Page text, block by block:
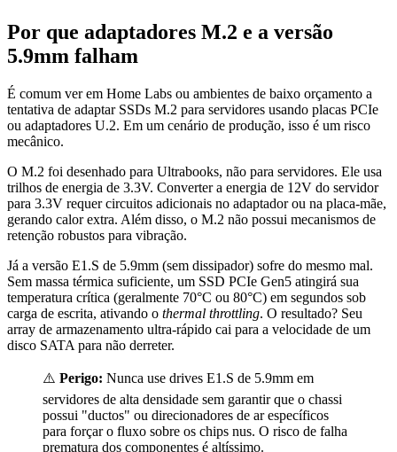
Por que adaptadores M.2 e a versão
5.9mm falham
É comum ver em Home Labs ou ambientes de baixo orçamento a
tentativa de adaptar SSDs M.2 para servidores usando placas PCIe
ou adaptadores U.2. Em um cenário de produção, isso é um risco
mecânico.
O M.2 foi desenhado para Ultrabooks, não para servidores. Ele usa
trilhos de energia de 3.3V. Converter a energia de 12V do servidor
para 3.3V requer circuitos adicionais no adaptador ou na placa-mãe,
gerando calor extra. Além disso, o M.2 não possui mecanismos de
retenção robustos para vibração.
Já a versão E1.S de 5.9mm (sem dissipador) sofre do mesmo mal.
Sem massa térmica suficiente, um SSD PCIe Gen5 atingirá sua
temperatura crítica (geralmente 70°C ou 80°C) em segundos sob
carga de escrita, ativando o thermal throttling. O resultado? Seu
array de armazenamento ultra-rápido cai para a velocidade de um
disco SATA para não derreter.
⚠️ Perigo: Nunca use drives E1.S de 5.9mm em
servidores de alta densidade sem garantir que o chassi
possui "ductos" ou direcionadores de ar específicos
para forçar o fluxo sobre os chips nus. O risco de falha
prematura dos componentes é altíssimo.